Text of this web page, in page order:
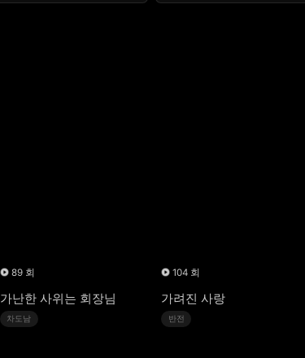
89 회
가난한 사위는 회장님
차도남
104 회
가려진 사랑
반전